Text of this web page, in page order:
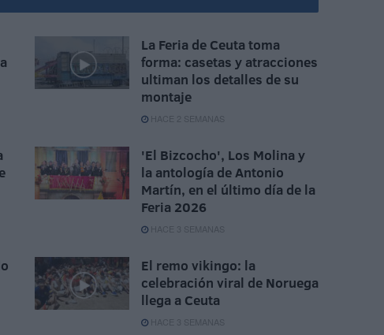
La Feria de Ceuta toma
forma: casetas y atracciones
ultiman los detalles de su
montaje
HACE 2 SEMANAS
'El Bizcocho', Los Molina y
la antología de Antonio
Martín, en el último día de la
Feria 2026
HACE 3 SEMANAS
El remo vikingo: la
celebración viral de Noruega
llega a Ceuta
HACE 3 SEMANAS